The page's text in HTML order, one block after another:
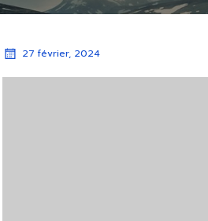
27 février, 2024